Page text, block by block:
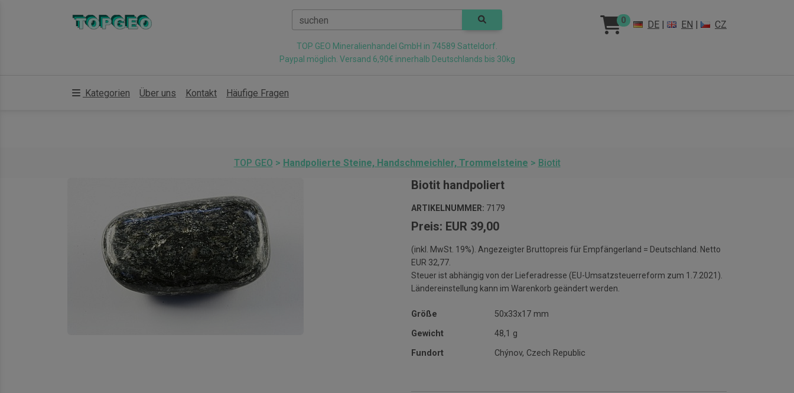
suchen 0 DE | EN | CZ
TOP GEO Mineralienhandel GmbH in 74589 Satteldorf.
Paypal möglich. Versand 6,90€ innerhalb Deutschlands bis 30kg
Kategorien Über uns Kontakt Häufige Fragen
TOP GEO > Handpolierte Steine, Handschmeichler, Trommelsteine > Biotit
Biotit handpoliert
ARTIKELNUMMER: 7179
Preis: EUR 39,00
(inkl. MwSt. 19%). Angezeigter Bruttopreis für Empfängerland = Deutschland. Netto
EUR 32,77.
Steuer ist abhängig von der Lieferadresse (EU-Umsatzsteuerreform zum 1.7.2021).
Ländereinstellung kann im Warenkorb geändert werden.
Größe
50x33x17 mm
Gewicht
48,1 g
Fundort
Chýnov, Czech Republic